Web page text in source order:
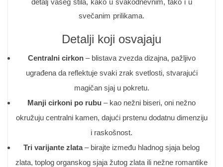
detalj vašeg stila, kako u svakodnevnim, tako i u
svečanim prilikama.
Detalji koji osvajaju
Centralni cirkon– blistava zvezda dizajna, pažljivo
ugrađena da reflektuje svaki zrak svetlosti, stvarajući
magičan sjaj u pokretu.
Manji cirkoni po rubu – kao nežni biseri, oni nežno
okružuju centralni kamen, dajući prstenu dodatnu dimenziju
i raskošnost.
Tri varijante zlata– birajte između hladnog sjaja belog
zlata, toplog organskog sjaja žutog zlata ili nežne romantike